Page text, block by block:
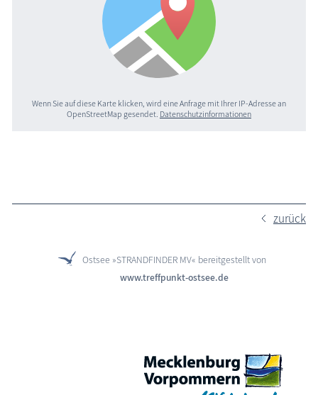
Wenn Sie auf diese Karte klicken, wird eine Anfrage mit Ihrer IP-Adresse an
OpenStreetMap gesendet. Datenschutzinformationen
zurück
Ostsee »STRANDFINDER MV« bereitgestellt von
www.treffpunkt-ostsee.de